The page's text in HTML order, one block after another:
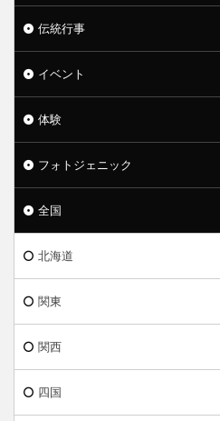
伝統行事
イベント
体験
フォトジェニック
全国
北海道
関東
関西
四国